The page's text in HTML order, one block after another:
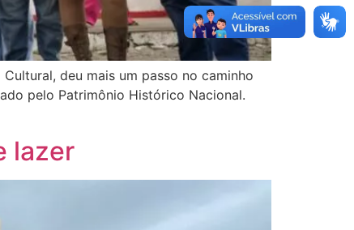
deu mais um passo no caminho
pelo Patrimônio Histórico Nacional.
lazer